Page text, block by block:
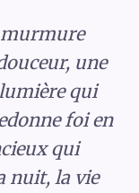
murmure
une
qui
foi en
qui
nuit, la vie